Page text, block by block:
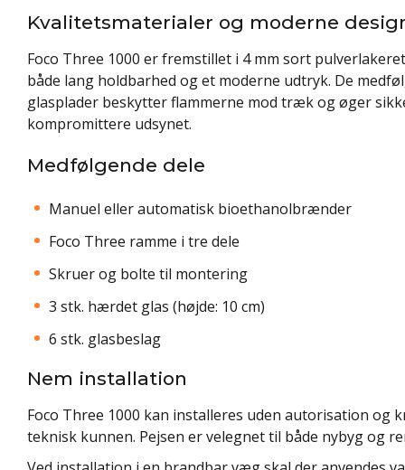
Kvalitetsmaterialer og moderne
Foco Three 1000 er fremstillet i 4 mm sort
både lang holdbarhed og et moderne udtryk. De
glasplader beskytter flammerne mod træk og øger
kompromittere udsynet.
Medfølgende dele
Manuel eller automatisk bioethanolbrænder
Foco Three ramme i tre dele
Skruer og bolte til montering
3 stk. hærdet glas (højde: 10 cm)
6 stk. glasbeslag
Nem installation
Foco Three 1000 kan installeres uden autorisation og
teknisk kunnen. Pejsen er velegnet til både nybyg og